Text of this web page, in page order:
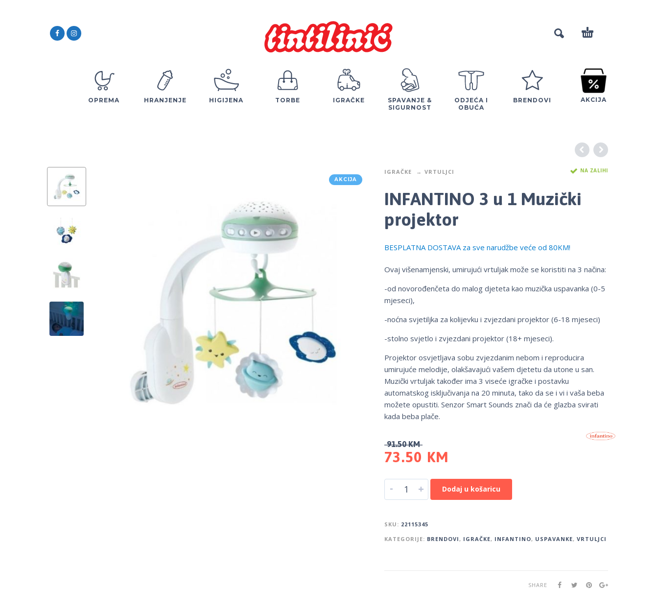
OPREMA HRANJENJE HIGIJENA TORBE IGRAČKE
SPAVANJE &
SIGURNOST
ODJEĆA I
OBUĆA
BRENDOVI AKCIJA
AKCIJA
IGRAČKE VRTULJCI NA ZALIHI
INFANTINO 3 u 1 Muzički
projektor
BESPLATNA DOSTAVA za sve narudžbe veće od 80KM!
Ovaj višenamjenski, umirujući vrtuljak može se koristiti na 3 načina:
-od novorođenčeta do malog djeteta kao muzička uspavanka (0-5
mjeseci),
-noćna svjetiljka za kolijevku i zvjezdani projektor (6-18 mjeseci)
-stolno svjetlo i zvjezdani projektor (18+ mjeseci).
Projektor osvjetljava sobu zvjezdanim nebom i reproducira
umirujuće melodije, olakšavajući vašem djetetu da utone u san.
Muzički vrtuljak također ima 3 viseće igračke i postavku
automatskog isključivanja na 20 minuta, tako da se i vi i vaša beba
možete opustiti. Senzor Smart Sounds znači da će glazba svirati
kada beba plače.
91.50KM
73.50 KM
- + Dodaj u košaricu
SKU: 22115345
KATEGORIJE: BRENDOVI, IGRAČKE, INFANTINO, USPAVANKE, VRTULJCI
SHARE